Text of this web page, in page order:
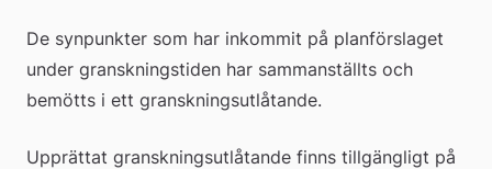
De synpunkter som har inkommit på planförslaget
under granskningstiden har sammanställts och
bemötts i ett granskningsutlåtande.
Upprättat granskningsutlåtande finns tillgängligt på